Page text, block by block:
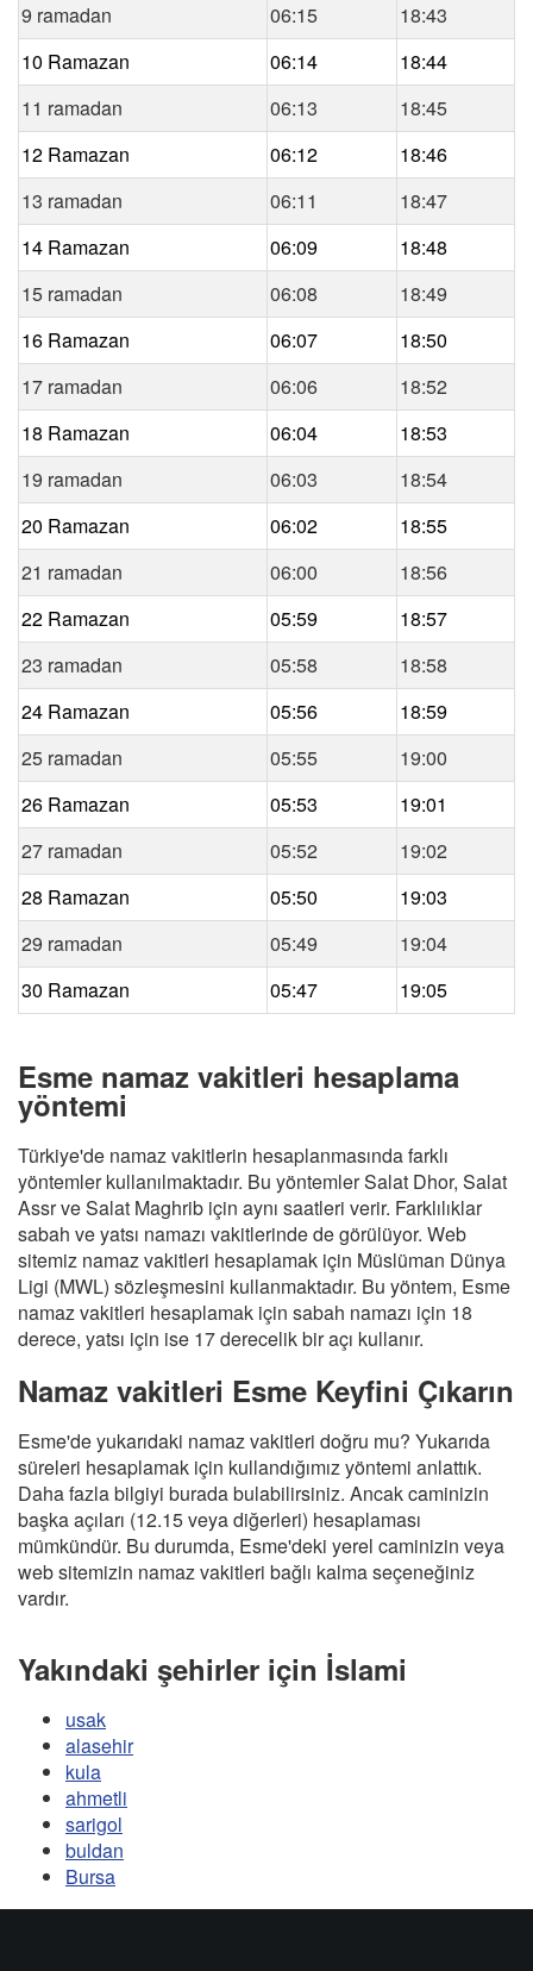
9 ramadan
06:15
18:43
10 Ramazan
06:14
18:44
11 ramadan
06:13
18:45
12 Ramazan
06:12
18:46
13 ramadan
06:11
18:47
14 Ramazan
06:09
18:48
15 ramadan
06:08
18:49
16 Ramazan
06:07
18:50
17 ramadan
06:06
18:52
18 Ramazan
06:04
18:53
19 ramadan
06:03
18:54
20 Ramazan
06:02
18:55
21 ramadan
06:00
18:56
22 Ramazan
05:59
18:57
23 ramadan
05:58
18:58
24 Ramazan
05:56
18:59
25 ramadan
05:55
19:00
26 Ramazan
05:53
19:01
27 ramadan
05:52
19:02
28 Ramazan
05:50
19:03
29 ramadan
05:49
19:04
30 Ramazan
05:47 19:05
Esme namaz vakitleri hesaplama
yöntemi
Türkiye'de namaz vakitlerin hesaplanmasında farklı
yöntemler kullanılmaktadır. Bu yöntemler Salat Dhor, Salat
Assr ve Salat Maghrib için aynı saatleri verir. Farklılıklar
sabah ve yatsı namazı vakitlerinde de görülüyor. Web
sitemiz namaz vakitleri hesaplamak için Müslüman Dünya
Ligi (MWL) sözleşmesini kullanmaktadır. Bu yöntem, Esme
namaz vakitleri hesaplamak için sabah namazı için 18
derece, yatsı için ise 17 derecelik bir açı kullanır.
Namaz vakitleri Esme Keyfini Çıkarın
Esme'de yukarıdaki namaz vakitleri doğru mu? Yukarıda
süreleri hesaplamak için kullandığımız yöntemi anlattık.
Daha fazla bilgiyi burada bulabilirsiniz. Ancak caminizin
başka açıları (12.15 veya diğerleri) hesaplaması
mümkündür. Bu durumda, Esme'deki yerel caminizin veya
web sitemizin namaz vakitleri bağlı kalma seçeneğiniz
vardır.
Yakındaki şehirler için İslami
usak
alasehir
kula
ahmetli
sarigol
buldan
Bursa